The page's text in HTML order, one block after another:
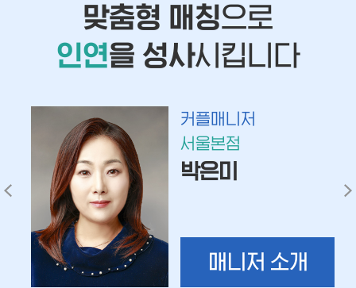
맞춤형 매칭으로
인연을 성사시킵니다
커플매니저
서울본점
박은미
매니저 소개